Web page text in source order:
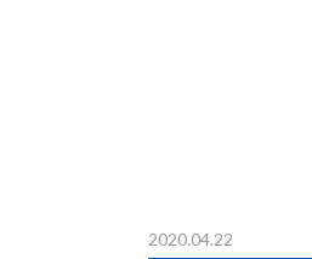
2020.04.22